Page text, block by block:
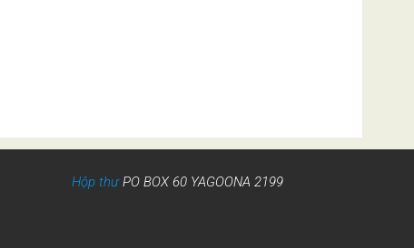
Hộp thưPO BOX 60 YAGOONA 2199